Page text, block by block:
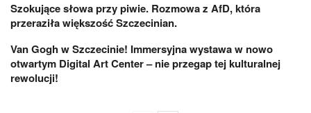
Szokujące słowa przy piwie. Rozmowa z AfD, która
przeraziła większość Szczecinian.
Van Gogh w Szczecinie! Immersyjna wystawa w nowo
otwartym Digital Art Center – nie przegap tej kulturalnej
rewolucji!